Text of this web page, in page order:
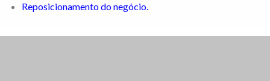
Reposicionamento do negócio.